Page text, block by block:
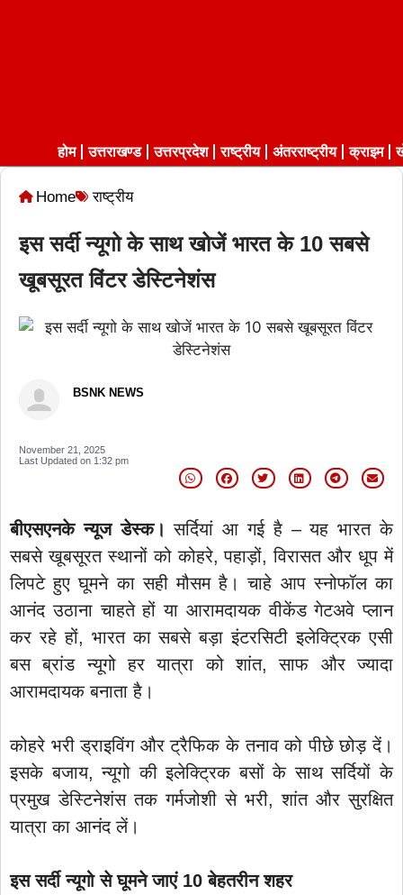
होम उत्तराखण्ड उत्तरप्रदेश राष्ट्रीय अंतरराष्ट्रीय क्राइम
Home राष्ट्रीय
इस सर्दी न्यूगो के साथ खोजें भारत के 10 सबसे
खूबसूरत विंटर डेस्टिनेशंस
BSNK NEWS
November 21, 2025
Last Updated on 1:32 pm
बीएसएनके न्यूज डेस्क। सर्दियां आ गई है – यह भारत के
सबसे खूबसूरत स्थानों को कोहरे, पहाड़ों, विरासत और धूप में
लिपटे हुए घूमने का सही मौसम है। चाहे आप स्‍नोफॉल का
आनंद उठाना चाहते हों या आरामदायक वीकेंड गेटअवे प्लान
कर रहे हों, भारत का सबसे बड़ा इंटरसिटी इलेक्ट्रिक एसी
बस ब्रांड न्यूगो हर यात्रा को शांत, साफ और ज्यादा
आरामदायक बनाता है।
कोहरे भरी ड्राइविंग और ट्रैफिक के तनाव को पीछे छोड़ दें।
इसके बजाय, न्यूगो की इलेक्ट्रिक बसों के साथ सर्दियों के
प्रमुख डेस्टिनेशंस तक गर्मजोशी से भरी, शांत और सुरक्षित
यात्रा का आनंद लें।
इस सर्दी न्यूगो से घूमने जाएं 10 बेहतरीन शहर